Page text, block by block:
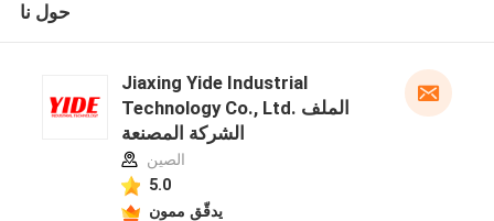
حول نا
Jiaxing Yide Industrial
Technology Co., Ltd. الملف
الشركة المصنعة
الصين
5.0
يدقّق ممون